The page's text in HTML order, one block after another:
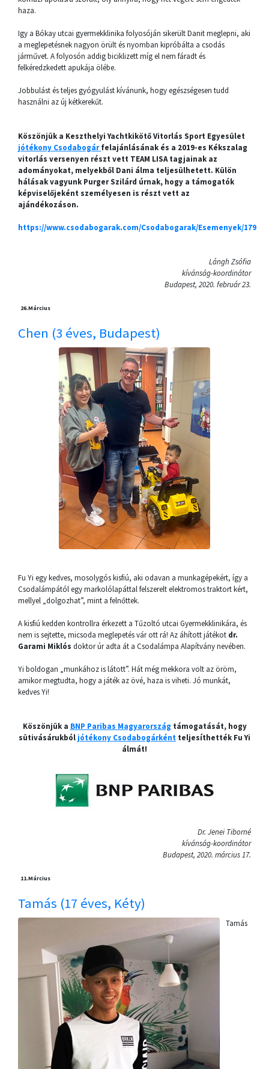
haza.
Igy a Bókay utcai gyermekklinika folyosóján sikerült Danit meglepni, aki
a meglepetésnek nagyon örült és nyomban kipróbálta a csodás
járművet. A folyosón addig biciklizett míg el nem fáradt és
felkéredzkedett apukája ölébe.
Jobbulást és teljes gyógyulást kívánunk, hogy egészségesen tudd
használni az új kétkerekűt.
Köszönjük a Keszthelyi Yachtkikötő Vitorlás Sport Egyesület
jótékony Csodabogárfelajánlásának és a 2019-es Kékszalag
vitorlás versenyen részt vett TEAM LISA tagjainak az
adományokat, melyekből Dani álma teljesülhetett. Külön
hálásak vagyunk Purger Szilárd úrnak, hogy a támogatók
képviselőjeként személyesen is részt vett az
ajándékozáson.
https://www.csodabogarak.com/Csodabogarak/Esemenyek/179
Lángh Zsófia
kívánság-koordinátor
Budapest, 2020. február 23.
26.Március
Chen (3 éves, Budapest)
Fu Yi egy kedves, mosolygós kisfiú, aki odavan a munkagépekért, így a
Csodalámpától egy markolólapáttal felszerelt elektromos traktort kért,
mellyel „dolgozhat”, mint a felnőttek.
A kisfiú kedden kontrollra érkezett a Tűzoltó utcai Gyermekklinikára, és
nem is sejtette, micsoda meglepetés vár ott rá! Az áhított játékot dr.
Garami Miklós doktor úr adta át a Csodalámpa Alapítvány nevében.
Yi boldogan „munkához is látott”. Hát még mekkora volt az öröm,
amikor megtudta, hogy a játék az övé, haza is viheti. Jó munkát,
kedves Yi!
Köszönjük a BNP Paribas Magyarország támogatását, hogy
sütivásárukból jótékony Csodabogárként teljesíthették Fu Yi
álmát!
Dr. Jenei Tiborné
kívánság-koordinátor
Budapest, 2020. március 17.
11.Március
Tamás (17 éves, Kéty)
Tamás